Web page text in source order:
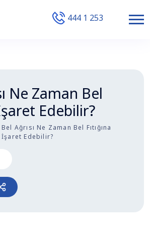
444 1 253
Ne Zaman Bel
İşaret Edebilir?
Bel Ağrısı Ne Zaman Bel Fıtığına
İşaret Edebilir?